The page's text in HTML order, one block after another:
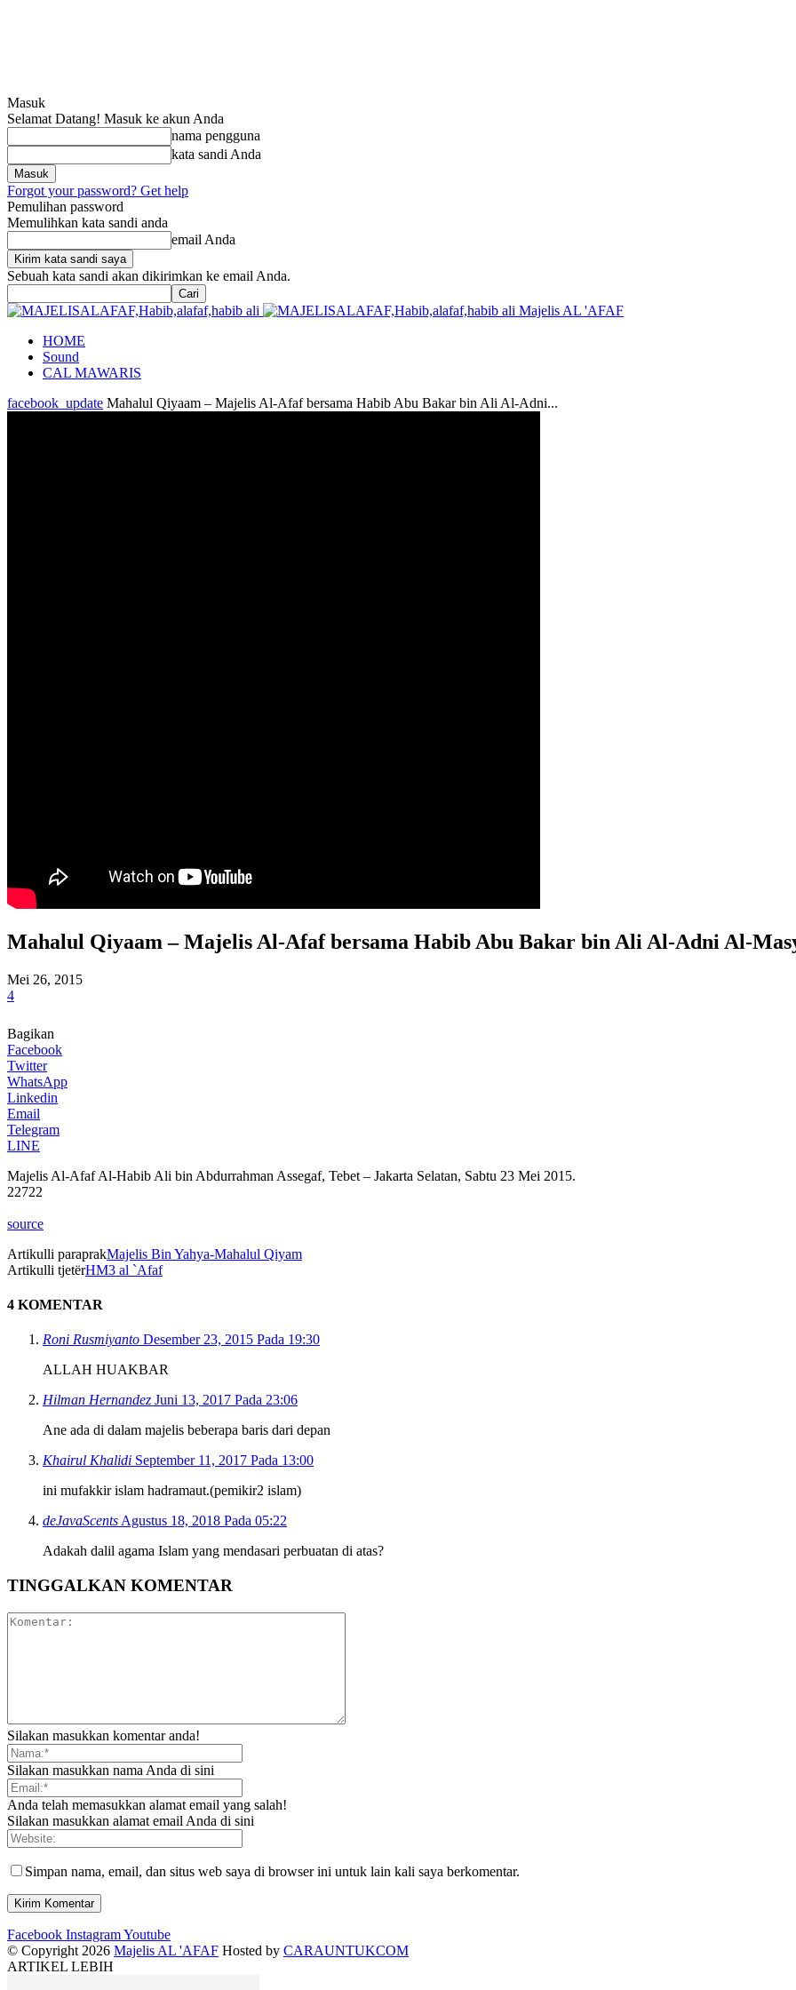
Masuk
Selamat Datang! Masuk ke akun Anda
nama pengguna
kata sandi Anda
Forgot your password? Get help
Pemulihan password
Memulihkan kata sandi anda
email Anda
Sebuah kata sandi akan dikirimkan ke email Anda.
Majelis AL 'AFAF
HOME
Sound
CAL MAWARIS
facebook_update Mahalul Qiyaam – Majelis Al-Afaf bersama Habib Abu Bakar bin Ali Al-Adni...
Mahalul Qiyaam – Majelis Al-Afaf bersama Habib Abu Bakar bin Ali Al-Adni Al-
Mei 26, 2015
4
Bagikan
Facebook
Twitter
WhatsApp
Linkedin
Email
Telegram
LINE
Majelis Al-Afaf Al-Habib Ali bin Abdurrahman Assegaf, Tebet – Jakarta Selatan, Sabtu 23 Mei 2015.
22722
source
Artikulli paraprakMajelis Bin Yahya-Mahalul Qiyam
Artikulli tjetërHM3 al `Afaf
4 KOMENTAR
Roni Rusmiyanto Desember 23, 2015 Pada 19:30
ALLAH HUAKBAR
Hilman Hernandez Juni 13, 2017 Pada 23:06
Ane ada di dalam majelis beberapa baris dari depan
Khairul Khalidi September 11, 2017 Pada 13:00
ini mufakkir islam hadramaut.(pemikir2 islam)
deJavaScents Agustus 18, 2018 Pada 05:22
Adakah dalil agama Islam yang mendasari perbuatan di atas?
TINGGALKAN KOMENTAR
Silakan masukkan komentar anda!
Silakan masukkan nama Anda di sini
Anda telah memasukkan alamat email yang salah!
Silakan masukkan alamat email Anda di sini
Simpan nama, email, dan situs web saya di browser ini untuk lain kali saya berkomentar.
Facebook InstagramYoutube
© Copyright 2026 Majelis AL 'AFAF Hosted by CARAUNTUKCOM
ARTIKEL LEBIH